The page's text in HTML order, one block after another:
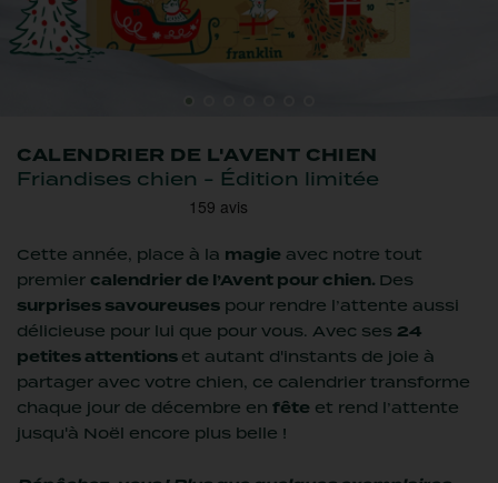
Boude sa gamelle
Petit chien
CHIEN SENSIBLE
LYOPHILISÉES
FRIANDISES
ÉDUCATION TRUITE
PÂTÉES
Anti-boules de poils
Boude sa gamelle
CHAT STÉRILISÉ
FILETS
MULTIPACK MINI TUBES
POISSON
LYOPHILISÉES
Tous vos avis
Contactez-nous
CALENDRIER DE L'AVENT CHIEN
Friandises chien - Édition limitée
Cette année, place à la magie avec notre tout
premier calendrier de l’Avent pour chien. Des
surprises savoureuses pour rendre l’attente aussi
délicieuse pour lui que pour vous. Avec ses 24
petites attentions et autant d'instants de joie à
partager avec votre chien, ce calendrier transforme
chaque jour de décembre en fête et rend l’attente
jusqu'à Noël encore plus belle !